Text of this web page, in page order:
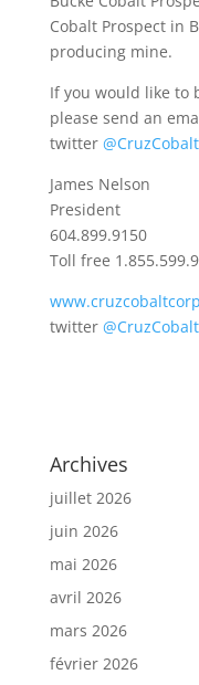
Cobalt Prospect in
producing mine.
If you would like to
please send an
twitter @CruzCobalt
James Nelson
President
604.899.9150
Toll free
twitter @CruzCobalt
Archives
juillet 2026
juin 2026
mai 2026
avril 2026
mars 2026
février 2026